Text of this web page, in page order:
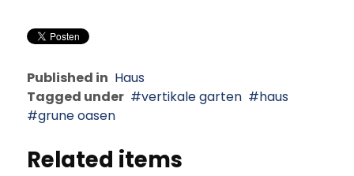
Published in Haus
Tagged under
vertikale garten
haus
grune oasen
Related items